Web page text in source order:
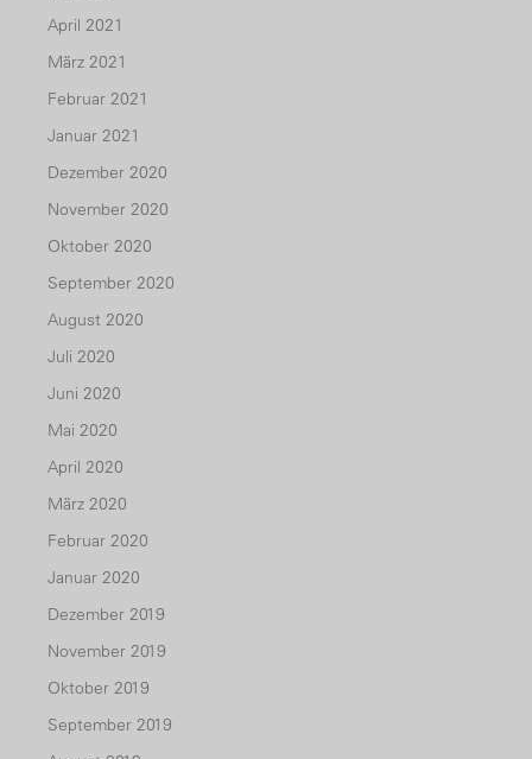
April 2021
März 2021
Februar 2021
Januar 2021
Dezember 2020
November 2020
Oktober 2020
September 2020
August 2020
Juli 2020
Juni 2020
Mai 2020
April 2020
März 2020
Februar 2020
Januar 2020
Dezember 2019
November 2019
Oktober 2019
September 2019